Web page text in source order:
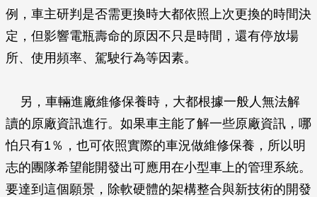
例，車主研判是否需更換時大都依照上次更換的時間決
定，但影響電瓶壽命的原因不只是時間，還有停放場
所、使用頻率、駕駛行為等因素。
另，車輛進廠維修保養時，大都根據一般人無法解
讀的原廠資訊進行。如果車主能了解一些原廠資訊，哪
怕只有1％，也可依照實際的車況做維修保養，所以明
志的團隊希望能開發出可應用在小型車上的管理系統。
要達到這個願景，除軟硬體的架構整合與新技術的開發